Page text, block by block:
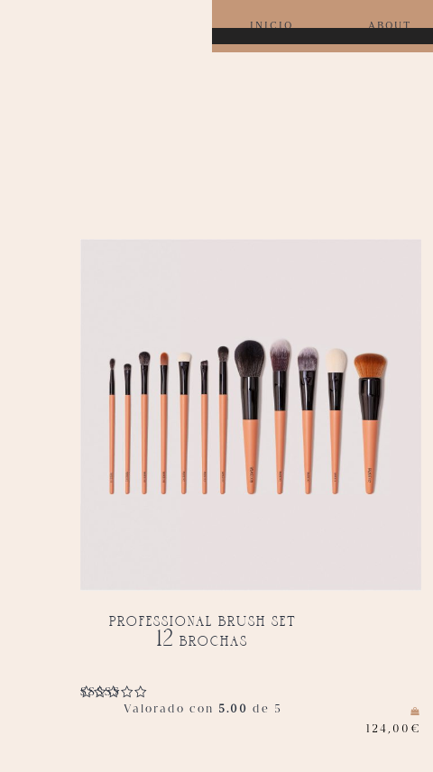
INICIO ABOUT
professional brush set
12 brochas
Valorado con 5.00 de 5
124,00 €